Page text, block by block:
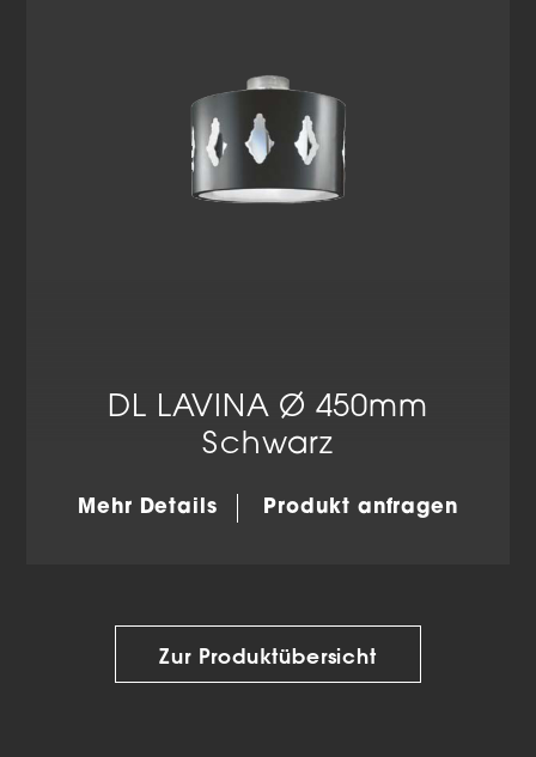
DL LAVINA Ø 450mm
Schwarz
Mehr Details Produkt anfragen
Zur Produktübersicht